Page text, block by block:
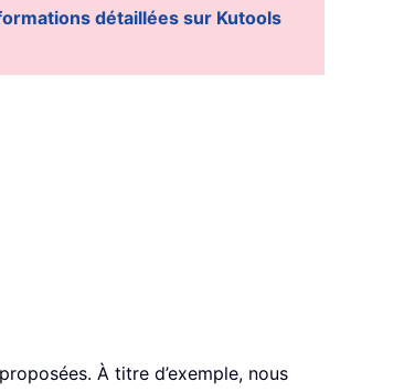
détaillées sur Kutools
À titre d’exemple, nous